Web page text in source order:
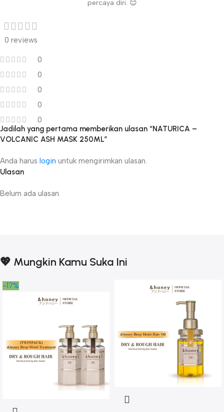
percaya diri. 😊
0 reviews
0
0
0
0
0
Ulasan
Belum ada ulasan.
Jadilah yang pertama memberikan ulasan “NATURICA –
VOLCANIC ASH MASK 250ML”
Anda harus login untuk mengirimkan ulasan.
💖 Mungkin Kamu Suka Ini
-17%